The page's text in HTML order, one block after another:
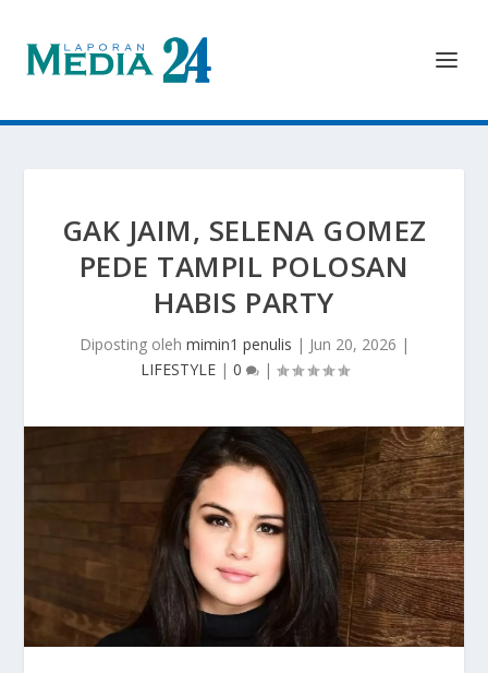
GAK JAIM, SELENA GOMEZ
PEDE TAMPIL POLOSAN
HABIS PARTY
Diposting oleh mimin1 penulis | Jun 20, 2026 |
LIFESTYLE| 0 |